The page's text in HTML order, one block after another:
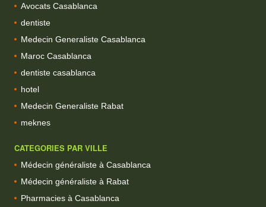
Avocats Casablanca
dentiste
Medecin Generaliste Casablanca
Maroc Casablanca
dentiste casablanca
hotel
Medecin Generaliste Rabat
meknes
CATEGORIES PAR VILLE
Médecin généraliste à Casablanca
Médecin généraliste à Rabat
Pharmacies à Casablanca